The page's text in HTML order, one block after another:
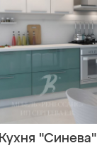
Кухня "Синева"